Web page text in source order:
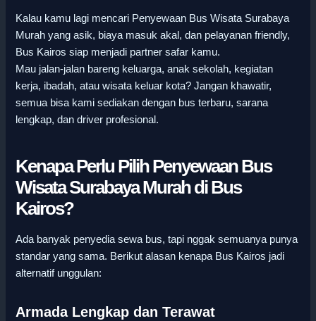
Kalau kamu lagi mencari Penyewaan Bus Wisata Surabaya
Murah yang asik, biaya masuk akal, dan pelayanan friendly,
Bus Kairos siap menjadi partner safar kamu.
Mau jalan-jalan bareng keluarga, anak sekolah, kegiatan
kerja, ibadah, atau wisata keluar kota? Jangan khawatir,
semua bisa kami sediakan dengan bus terbaru, sarana
lengkap, dan driver profesional.
Kenapa Perlu Pilih Penyewaan Bus
Wisata Surabaya Murah di Bus
Kairos?
Ada banyak penyedia sewa bus, tapi nggak semuanya punya
standar yang sama. Berikut alasan kenapa Bus Kairos jadi
alternatif unggulan:
Armada Lengkap dan Terawat